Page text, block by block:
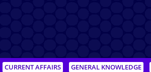
CURRENT AFFAIRS GENERAL KNOWLEDGE